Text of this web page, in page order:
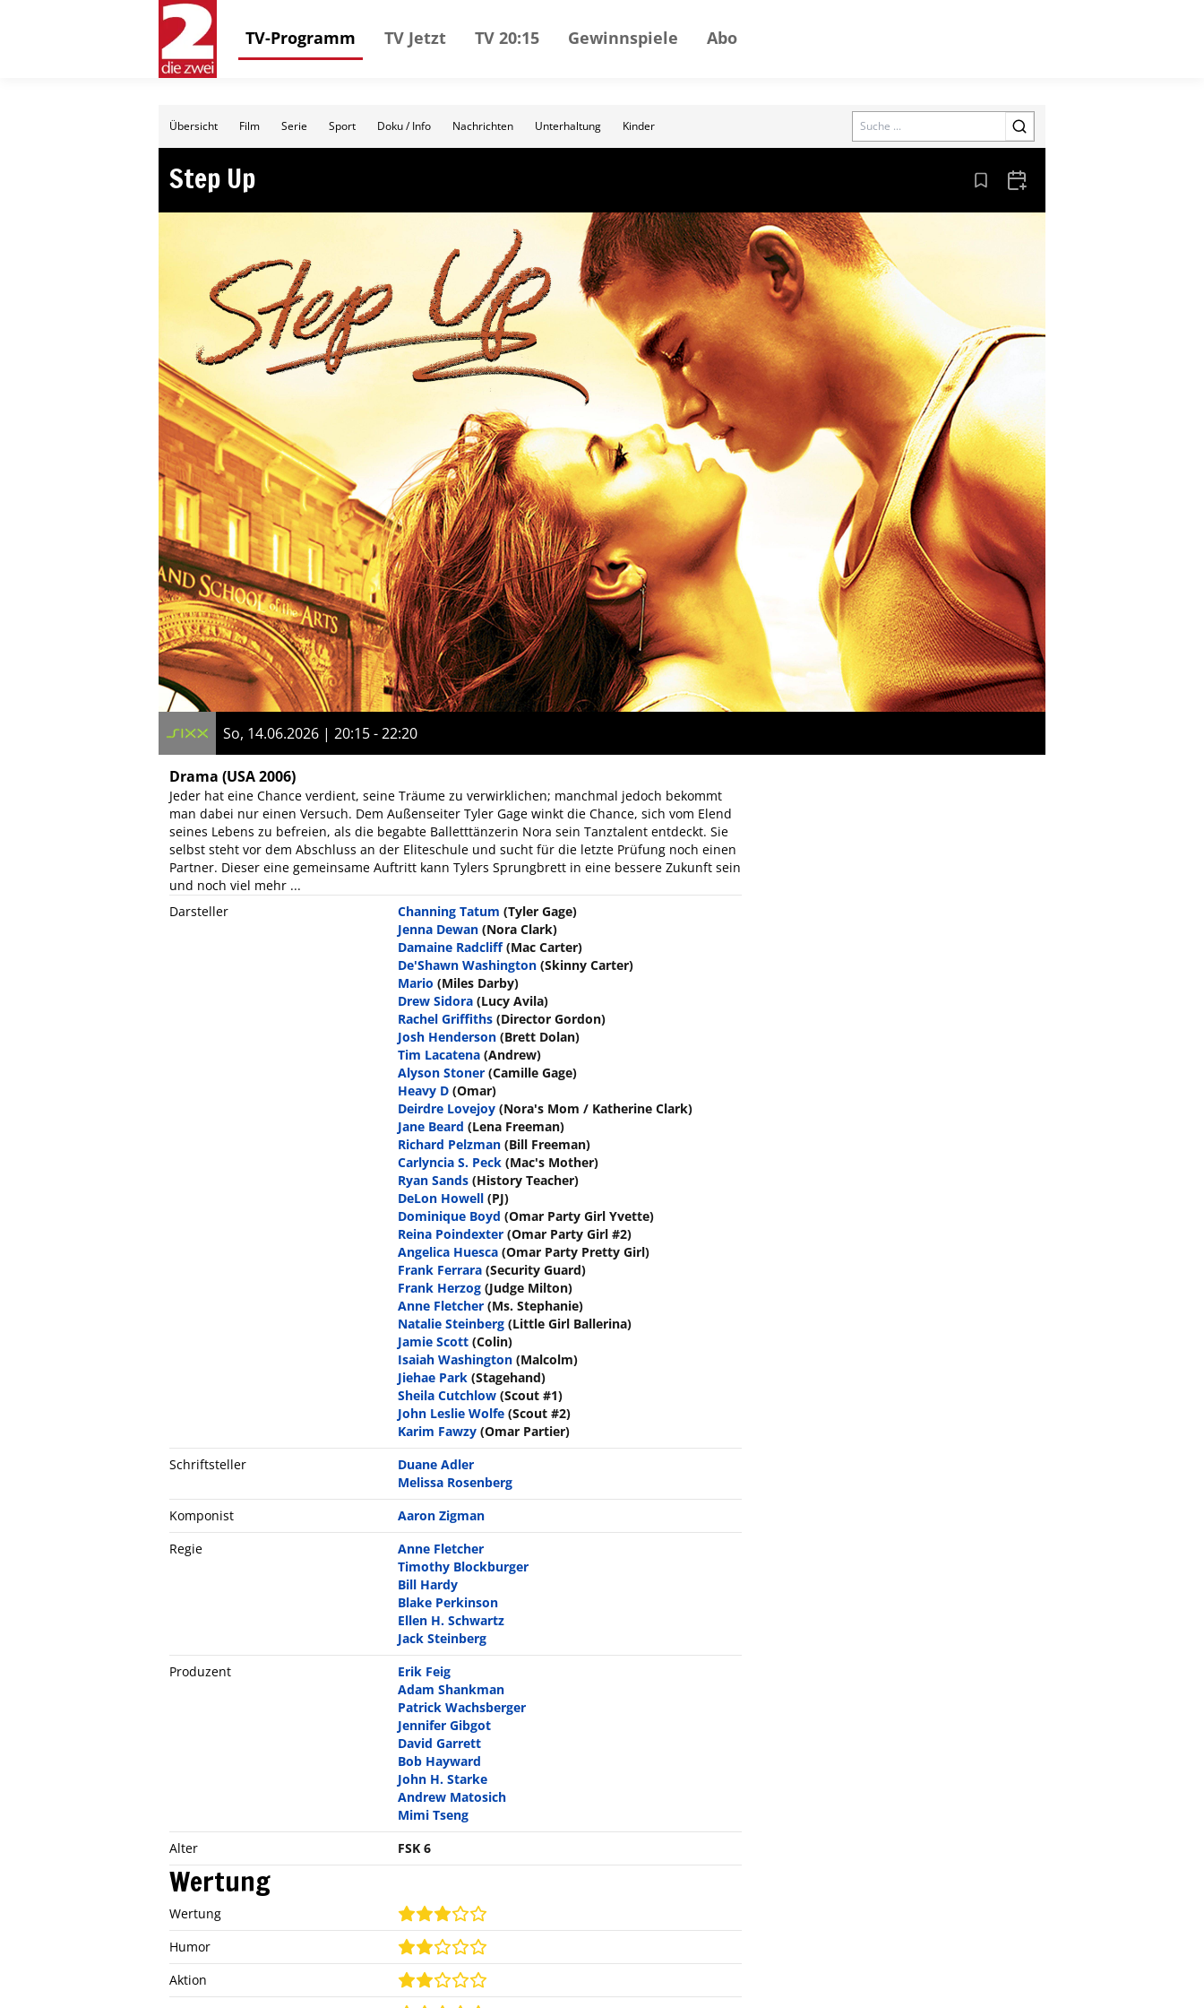
TV-Programm TV Jetzt TV 20:15 Gewinnspiele Abo
Übersicht Film Serie Sport Doku / Info Nachrichten Unterhaltung Kinder Search
Step Up Aus den Lesezeichen entfernen
Zum Kalender hinzufügen
So, 14.06.2026 | 20:15 - 22:20
Drama (USA 2006)
Jeder hat eine Chance verdient, seine Träume zu verwirklichen; manchmal jedoch bekommt
man dabei nur einen Versuch. Dem Außenseiter Tyler Gage winkt die Chance, sich vom Elend
seines Lebens zu befreien, als die begabte Balletttänzerin Nora sein Tanztalent entdeckt. Sie
selbst steht vor dem Abschluss an der Eliteschule und sucht für die letzte Prüfung noch einen
Partner. Dieser eine gemeinsame Auftritt kann Tylers Sprungbrett in eine bessere Zukunft sein
und noch viel mehr ...
Darsteller
Channing Tatum (Tyler Gage)
Jenna Dewan (Nora Clark)
Damaine Radcliff (Mac Carter)
De'Shawn Washington (Skinny Carter)
Mario (Miles Darby)
Drew Sidora (Lucy Avila)
Rachel Griffiths (Director Gordon)
Josh Henderson (Brett Dolan)
Tim Lacatena (Andrew)
Alyson Stoner (Camille Gage)
Heavy D (Omar)
Deirdre Lovejoy (Nora's Mom / Katherine Clark)
Jane Beard (Lena Freeman)
Richard Pelzman (Bill Freeman)
Carlyncia S. Peck (Mac's Mother)
Ryan Sands (History Teacher)
DeLon Howell (PJ)
Dominique Boyd (Omar Party Girl Yvette)
Reina Poindexter (Omar Party Girl #2)
Angelica Huesca (Omar Party Pretty Girl)
Frank Ferrara (Security Guard)
Frank Herzog (Judge Milton)
Anne Fletcher (Ms. Stephanie)
Natalie Steinberg (Little Girl Ballerina)
Jamie Scott (Colin)
Isaiah Washington (Malcolm)
Jiehae Park (Stagehand)
Sheila Cutchlow (Scout #1)
John Leslie Wolfe (Scout #2)
Karim Fawzy (Omar Partier)
Schriftsteller
Duane Adler
Melissa Rosenberg
Komponist
Aaron Zigman
Regie
Anne Fletcher
Timothy Blockburger
Bill Hardy
Blake Perkinson
Ellen H. Schwartz
Jack Steinberg
Produzent
Erik Feig
Adam Shankman
Patrick Wachsberger
Jennifer Gibgot
David Garrett
Bob Hayward
John H. Starke
Andrew Matosich
Mimi Tseng
Alter
FSK 6
Wertung
Wertung
Humor
Aktion